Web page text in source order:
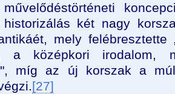
két nagy
mely
a középkori irodalom,
míg az új korszak a
[27]